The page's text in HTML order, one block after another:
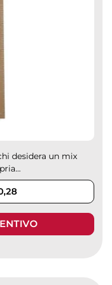
desidera un mix